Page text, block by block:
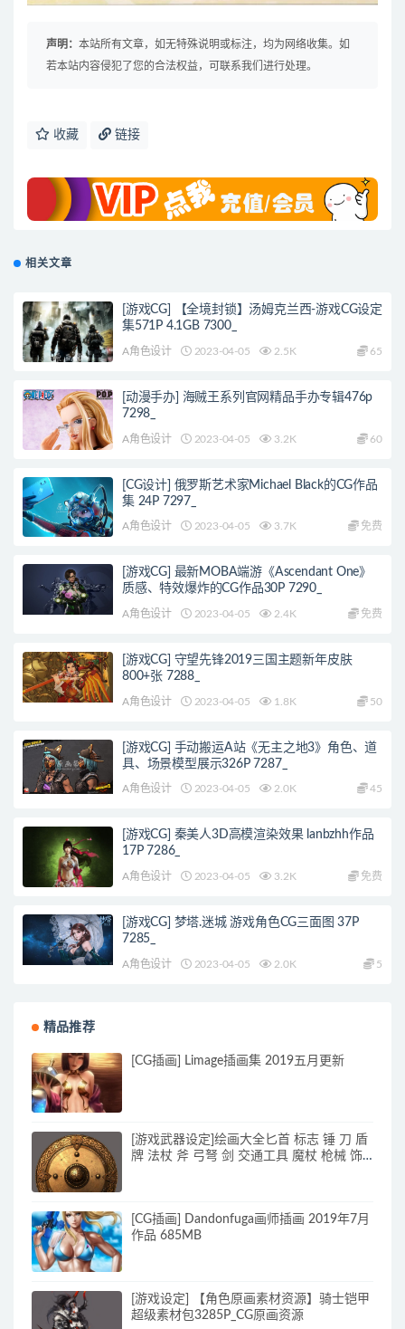
声明： 本站所有文章，如无特殊说明或标注，均为网络收集。如
若本站内容侵犯了您的合法权益，可联系我们进行处理。
收藏 链接
相关文章
[游戏CG] 【全境封锁】汤姆克兰西-游戏CG设定
集571P 4.1GB 7300_
A角色设计 2023-04-05 2.5K 65
[动漫手办] 海贼王系列官网精品手办专辑476p
7298_
A角色设计 2023-04-05 3.2K 60
[CG设计] 俄罗斯艺术家Michael Black的CG作品
集 24P 7297_
A角色设计 2023-04-05 3.7K 免费
[游戏CG] 最新MOBA端游《Ascendant One》
质感、特效爆炸的CG作品30P 7290_
A角色设计 2023-04-05 2.4K 免费
[游戏CG] 守望先锋2019三国主题新年皮肤
800+张 7288_
A角色设计 2023-04-05 1.8K 50
[游戏CG] 手动搬运A站《无主之地3》角色、道
具、场景模型展示326P 7287_
A角色设计 2023-04-05 2.0K 45
[游戏CG] 秦美人3D高模渲染效果 lanbzhh作品
17P 7286_
A角色设计 2023-04-05 3.2K 免费
[游戏CG] 梦塔.迷城 游戏角色CG三面图 37P
7285_
A角色设计 2023-04-05 2.0K 5
精品推荐
[CG插画] Limage插画集 2019五月更新
[游戏武器设定]绘画大全匕首 标志 锤 刀 盾
牌 法杖 斧 弓弩 剑 交通工具 魔杖 枪械 饰
[CG插画] Dandonfuga画师插画 2019年7月
作品 685MB
[游戏设定] 【角色原画素材资源】骑士铠甲
超级素材包3285P_CG原画资源